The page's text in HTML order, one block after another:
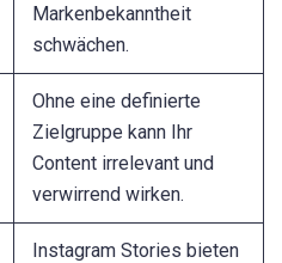
Markenbekanntheit
schwächen.
Ohne eine definierte
Zielgruppe kann Ihr
Content irrelevant und
verwirrend wirken.
Instagram Stories bieten